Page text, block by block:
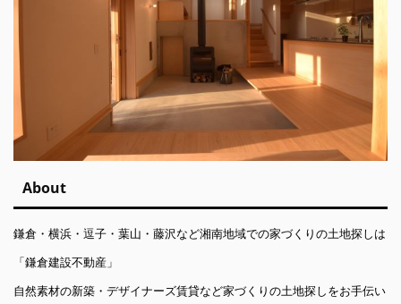
About
鎌倉・横浜・逗子・葉山・藤沢など湘南地域での家づくりの土地探しは
「鎌倉建設不動産」
自然素材の新築・デザイナーズ賃貸など家づくりの土地探しをお手伝い